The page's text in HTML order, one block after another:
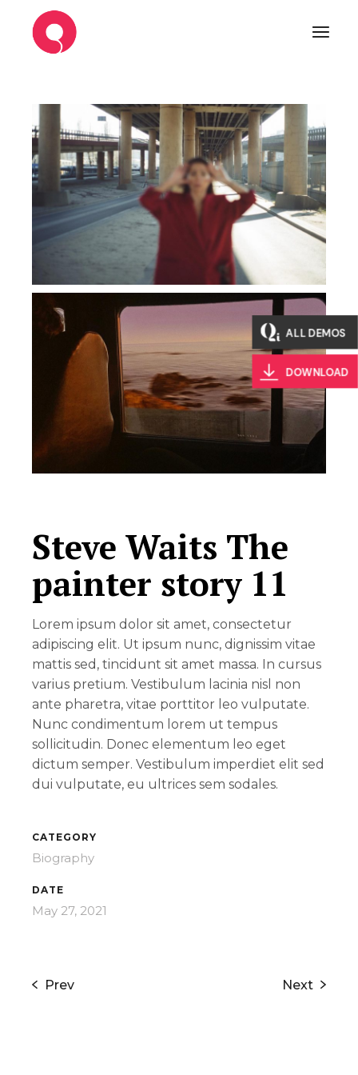
ALL DEMOS
DOWNLOAD
Steve Waits The
painter story 11
Lorem ipsum dolor sit amet, consectetur
adipiscing elit. Ut ipsum nunc, dignissim vitae
mattis sed, tincidunt sit amet massa. In cursus
varius pretium. Vestibulum lacinia nisl non
ante pharetra, vitae porttitor leo vulputate.
Nunc condimentum lorem ut tempus
sollicitudin. Donec elementum leo eget
dictum semper. Vestibulum imperdiet elit sed
dui vulputate, eu ultrices sem sodales.
CATEGORY
Biography
DATE
May 27, 2021
Prev Next